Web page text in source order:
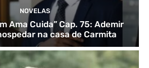
NOVELAS
Ama Cuida” Cap. 75: Ademir
na casa de Carmita